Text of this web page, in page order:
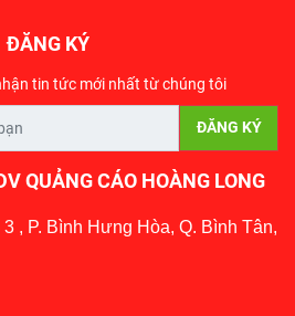
ĐĂNG KÝ
tin tức mới nhất từ chúng tôi
QUẢNG CÁO HOÀNG LONG
, P. Bình Hưng Hòa, Q. Bình Tân,